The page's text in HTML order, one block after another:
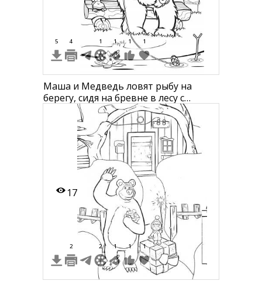
5 4 1 1 1 1
Маша и Медведь ловят рыбу на
берегу, сидя на бревне в лесу с
водяными лилиями и ведром
17
2 2 1 1 1